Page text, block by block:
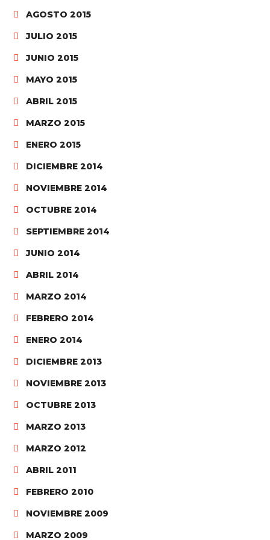
AGOSTO 2015
JULIO 2015
JUNIO 2015
MAYO 2015
ABRIL 2015
MARZO 2015
ENERO 2015
DICIEMBRE 2014
NOVIEMBRE 2014
OCTUBRE 2014
SEPTIEMBRE 2014
JUNIO 2014
ABRIL 2014
MARZO 2014
FEBRERO 2014
ENERO 2014
DICIEMBRE 2013
NOVIEMBRE 2013
OCTUBRE 2013
MARZO 2013
MARZO 2012
ABRIL 2011
FEBRERO 2010
NOVIEMBRE 2009
MARZO 2009